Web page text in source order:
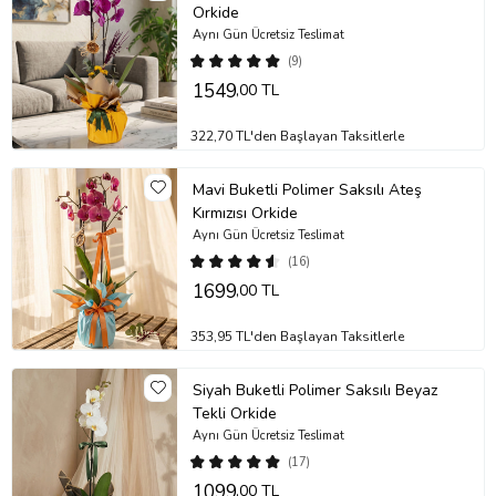
Ürün Kodu:no603
Orkide
(9)
Aynı Gün Ücretsiz Teslimat
1549,00 TL
322,70 TL'den Başlayan Taksitlerle
Mavi Buketli Polimer Saksılı Ateş
Kırmızısı Orkide
(16)
Aynı Gün Ücretsiz Teslimat
1699,00 TL
353,95 TL'den Başlayan Taksitlerle
Siyah Buketli Polimer Saksılı Beyaz
Tekli Orkide
(17)
Aynı Gün Ücretsiz Teslimat
,00 TL